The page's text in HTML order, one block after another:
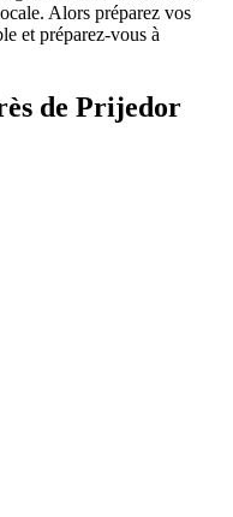
Alors préparez vos
et préparez-vous à
de Prijedor